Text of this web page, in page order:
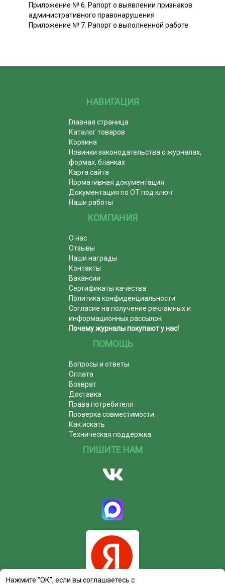
Приложение № 6. Рапорт о выявлении признаков
административного правонарушения
Приложение № 7. Рапорт о выполненной работе
НАВИГАЦИЯ
Главная страница
Каталог товаров
Корзина
Новинки законодательства о журналах,
формах, бланках
Карта сайта
Нормативная документация
Документация по ОТ под ключ
Наши работы
КОМПАНИЯ
О нас
Отзывы
Наши награды
Контакты
Вакансии
Сертификаты качества
Политика конфиденциальности
Согласие на получение рекламных и
информационных рассылок
Почему журналы покупают у нас!
ПОМОЩЬ
Вопросы и ответы
Оплата
Возврат
Доставка
Права потребителя
Проверка совместимости
Как искать
Техническая поддержка
ПИШИТЕ НАМ
Нажмите “ОК”, если вы соглашаетесь с